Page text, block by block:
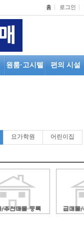
홈 로그인
원룸·고시텔 편의 시설
요가학원 어린이집